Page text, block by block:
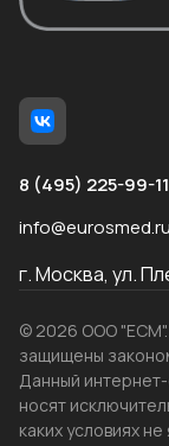
8 (495) 225-99-11
info@eurosmed.ru
г. Москва, ул.
© 2026 ООО "ЕСМ".
защищены
Данный
носят
каких условиях